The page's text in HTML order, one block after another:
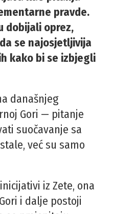
pravde.
dobijali oprez,
se najosjetljivija
kako bi se izbjegli
današnjeg
Gori — pitanje
suočavanje sa
već su samo
iz Zete, ona
i dalje postoji